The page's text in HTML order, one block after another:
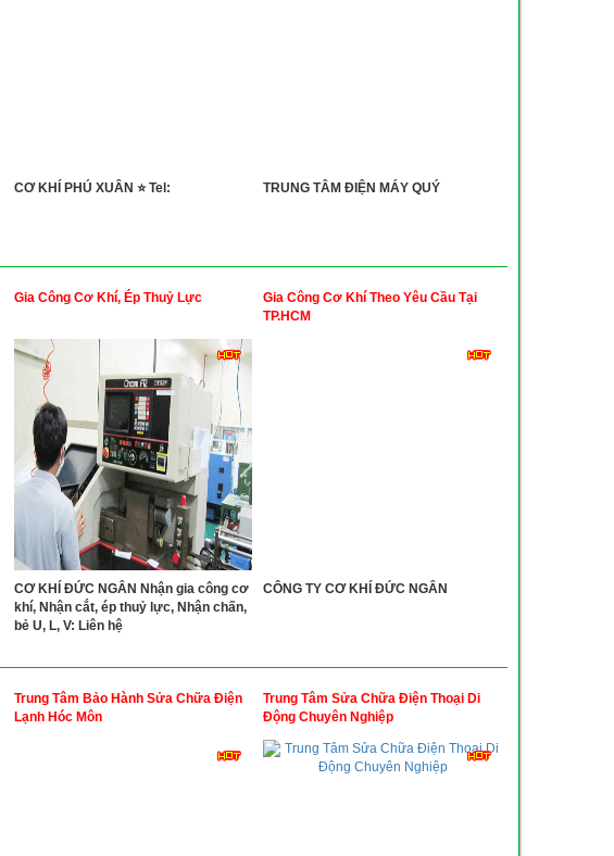
CƠ KHÍ PHÚ XUÂN ⭐ Tel: TRUNG TÂM ĐIỆN MÁY QUÝ
Gia Công Cơ Khí, Ép Thuỷ Lực
CƠ KHÍ ĐỨC NGÂN Nhận gia công cơ
khí, Nhận cắt, ép thuỷ lực, Nhận chấn,
bẻ U, L, V: Liên hệ
Gia Công Cơ Khí Theo Yêu Cầu Tại
TP.HCM
CÔNG TY CƠ KHÍ ĐỨC NGÂN
Trung Tâm Bảo Hành Sửa Chữa Điện
Lạnh Hóc Môn
Trung Tâm Sửa Chữa Điện Thoại Di
Động Chuyên Nghiệp